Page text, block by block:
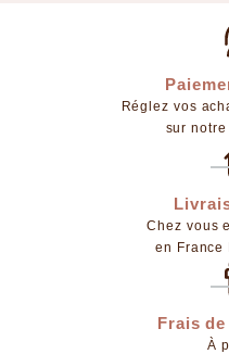
Réglez vos
sur
Chez vous
en France
Frais
À